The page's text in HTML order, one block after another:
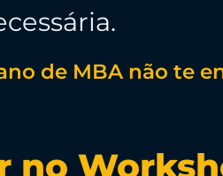
de MBA não te
no